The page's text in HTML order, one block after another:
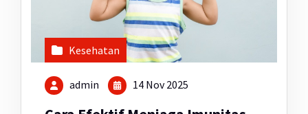
Kesehatan
admin 14 Nov 2025